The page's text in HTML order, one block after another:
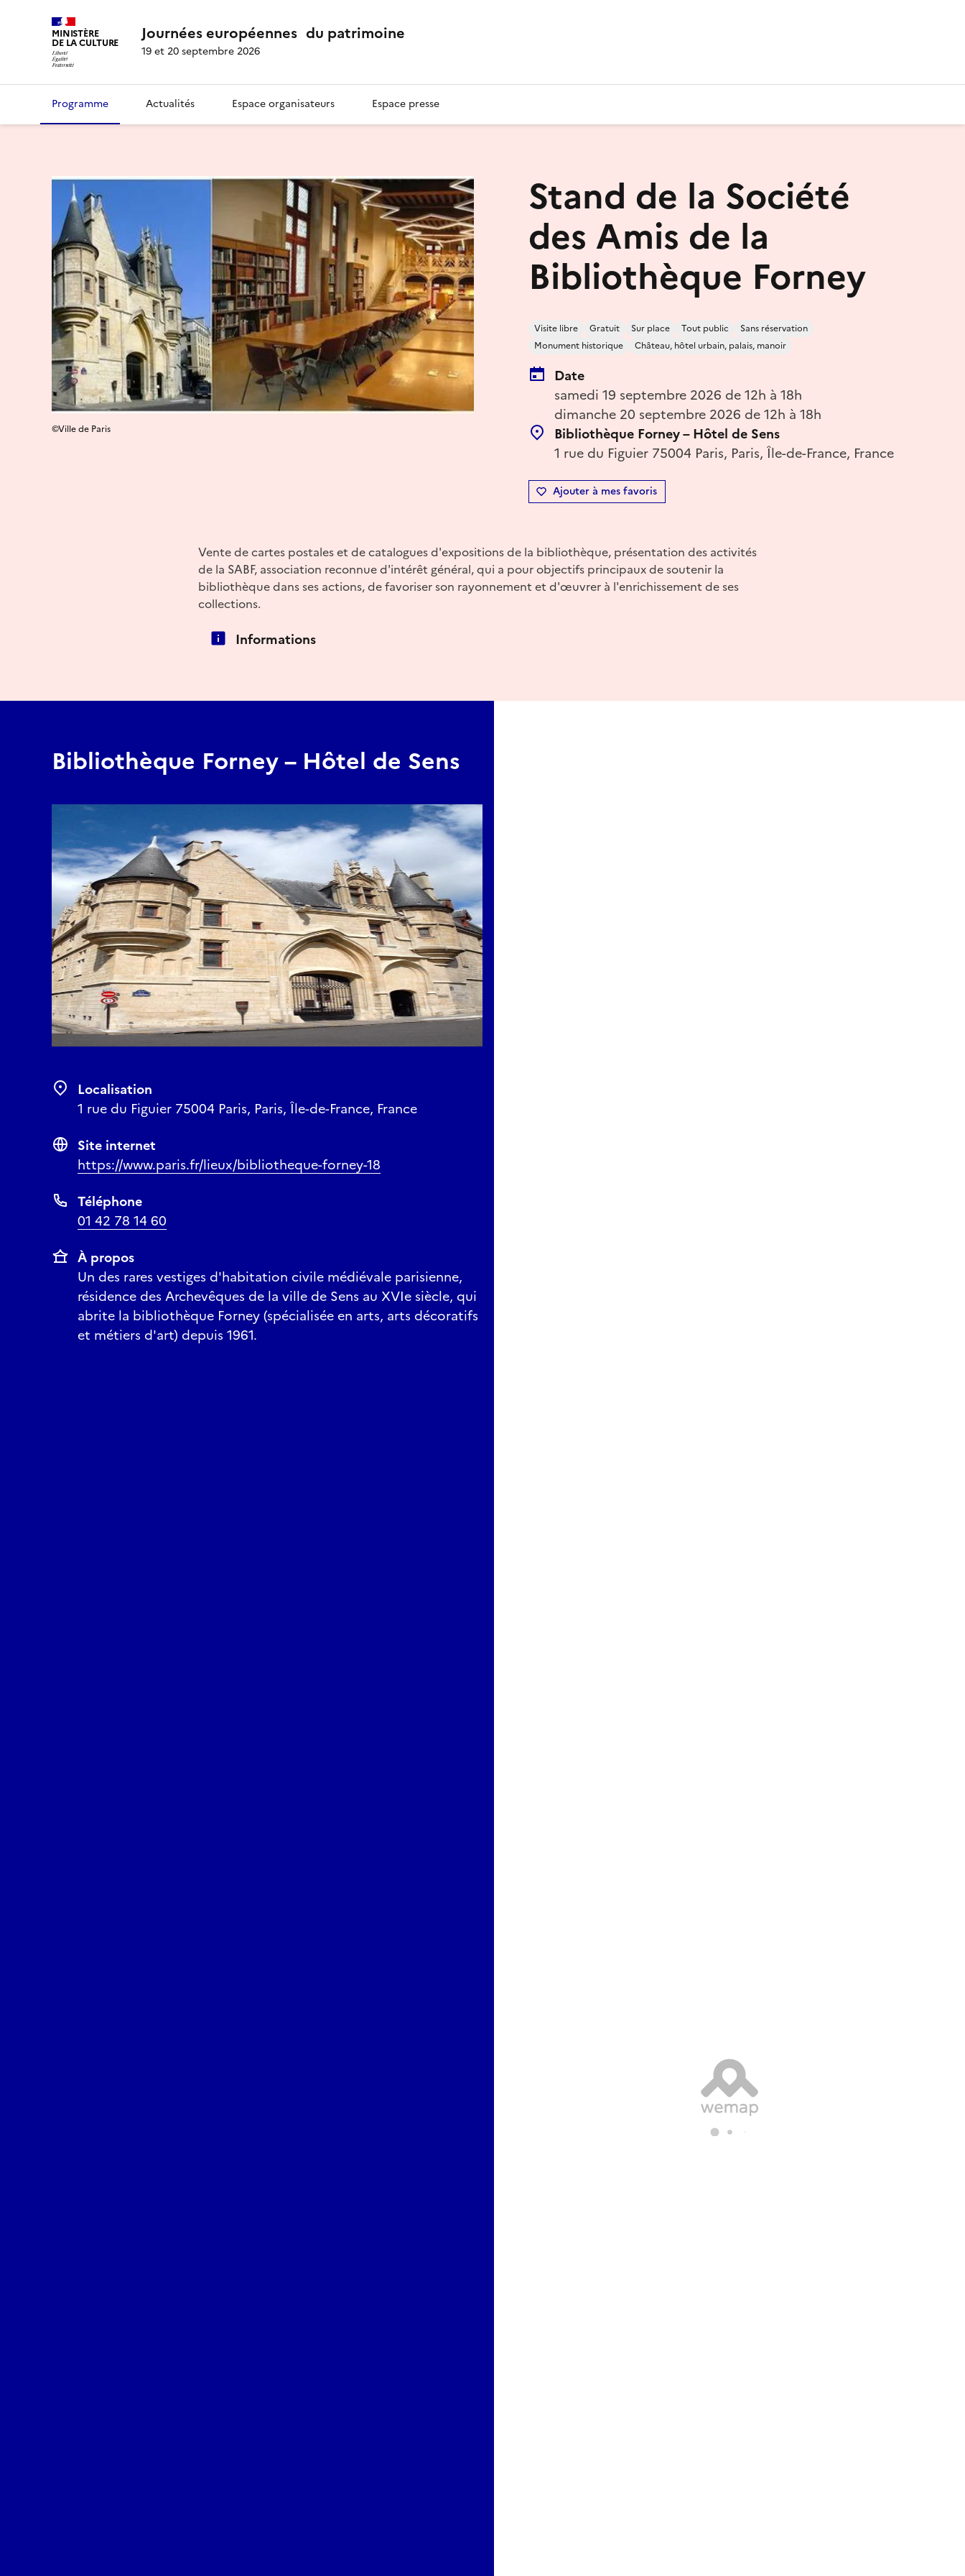
MINISTÈRE
DE LA CULTURE Journées européennes du patrimoine
19 et 20 septembre 2026
Programme Actualités Espace organisateurs Espace presse
Stand de la Société
des Amis de la
Bibliothèque Forney
Visite libre Gratuit Sur place Tout public
Sans réservation
Monument historique
Château, hôtel urbain, palais, manoir
Date
samedi 19 septembre 2026 de 12h à 18h
dimanche 20 septembre 2026 de 12h à 18h
Bibliothèque Forney – Hôtel de Sens
1 rue du Figuier 75004 Paris, Paris, Île-de-France, France
Ajouter à mes favoris
©Ville de Paris
Vente de cartes postales et de catalogues d'expositions de la bibliothèque, présentation des activités
de la SABF, association reconnue d'intérêt général, qui a pour objectifs principaux de soutenir la
bibliothèque dans ses actions, de favoriser son rayonnement et d'œuvrer à l'enrichissement de ses
collections.
Informations
Bibliothèque Forney – Hôtel de Sens
Localisation
1 rue du Figuier 75004 Paris, Paris, Île-de-France, France
Site internet
https://www.paris.fr/lieux/bibliotheque-forney-18
Téléphone
01 42 78 14 60
À propos
Un des rares vestiges d'habitation civile médiévale parisienne,
résidence des Archevêques de la ville de Sens au XVIe siècle, qui
abrite la bibliothèque Forney (spécialisée en arts, arts décoratifs
et métiers d'art) depuis 1961.